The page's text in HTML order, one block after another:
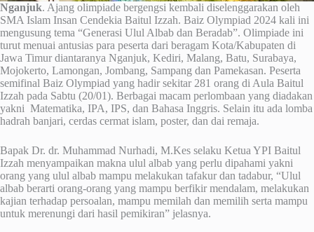
Nganjuk. Ajang olimpiade bergengsi kembali diselenggarakan oleh
SMA Islam Insan Cendekia Baitul Izzah. Baiz Olympiad 2024 kali ini
mengusung tema “Generasi Ulul Albab dan Beradab”. Olimpiade ini
turut menuai antusias para peserta dari beragam Kota/Kabupaten di
Jawa Timur diantaranya Nganjuk, Kediri, Malang, Batu, Surabaya,
Mojokerto, Lamongan, Jombang, Sampang dan Pamekasan. Peserta
semifinal Baiz Olympiad yang hadir sekitar 281 orang di Aula Baitul
Izzah pada Sabtu (20/01). Berbagai macam perlombaan yang diadakan
yakni Matematika, IPA, IPS, dan Bahasa Inggris. Selain itu ada lomba
hadrah banjari, cerdas cermat islam, poster, dan dai remaja.
Bapak Dr. dr. Muhammad Nurhadi, M.Kes selaku Ketua YPI Baitul
Izzah menyampaikan makna ulul albab yang perlu dipahami yakni
orang yang ulul albab mampu melakukan tafakur dan tadabur, “Ulul
albab berarti orang-orang yang mampu berfikir mendalam, melakukan
kajian terhadap persoalan, mampu memilah dan memilih serta mampu
untuk merenungi dari hasil pemikiran” jelasnya.